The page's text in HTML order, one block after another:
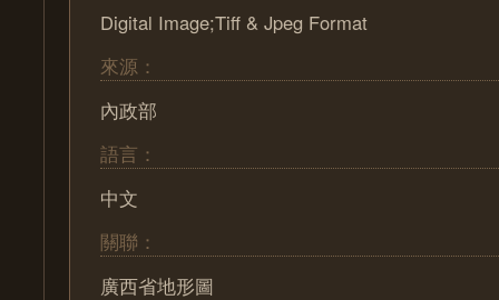
Digital Image;Tiff & Jpeg Format
來源：
內政部
語言：
中文
關聯：
廣西省地形圖